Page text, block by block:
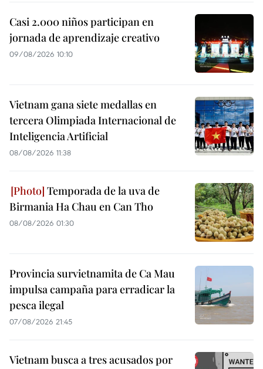
Casi 2.000 niños participan en
jornada de aprendizaje creativo
09/08/2026 10:10
Vietnam gana siete medallas en
tercera Olimpiada Internacional de
Inteligencia Artificial
08/08/2026 11:38
Temporada de la uva de
Birmania Ha Chau en Can Tho
08/08/2026 01:30
Provincia survietnamita de Ca Mau
impulsa campaña para erradicar la
pesca ilegal
07/08/2026 21:45
Vietnam busca a tres acusados por